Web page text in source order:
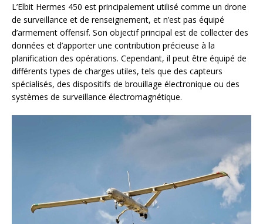
L’Elbit Hermes 450 est principalement utilisé comme un drone
de surveillance et de renseignement, et n’est pas équipé
d’armement offensif. Son objectif principal est de collecter des
données et d’apporter une contribution précieuse à la
planification des opérations. Cependant, il peut être équipé de
différents types de charges utiles, tels que des capteurs
spécialisés, des dispositifs de brouillage électronique ou des
systèmes de surveillance électromagnétique.